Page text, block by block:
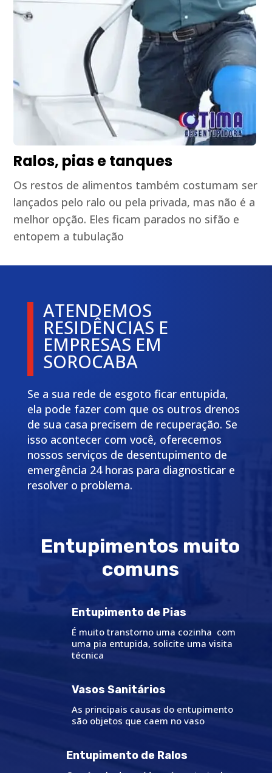
Ralos, pias e tanques
Os restos de alimentos também costumam ser
lançados pelo ralo ou pela privada, mas não é a
melhor opção. Eles ficam parados no sifão e
entopem a tubulação
ATENDEMOS
RESIDÊNCIAS E
EMPRESAS EM
SOROCABA
Se a sua rede de esgoto ficar entupida,
ela pode fazer com que os outros drenos
de sua casa precisem de recuperação. Se
isso acontecer com você, oferecemos
nossos serviços de desentupimento de
emergência 24 horas para diagnosticar e
resolver o problema.
Entupimentos muito
comuns
Entupimento de Pias
É muito transtorno uma cozinha com
uma pia entupida, solicite uma visita
técnica
Vasos Sanitários
As principais causas do entupimento
são objetos que caem no vaso
Entupimento de Ralos